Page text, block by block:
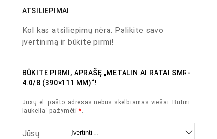
ATSILIEPIMAI
Kol kas atsiliepimų nėra. Palikite savo
įvertinimą ir būkite pirmi!
BŪKITE PIRMI, APRAŠĘ „METALINIAI RATAI SMR-
4.0/8 (390×111 MM)“!
Jūsų el. pašto adresas nebus skelbiamas viešai. Būtini
laukeliai pažymėti *.
Jūsų